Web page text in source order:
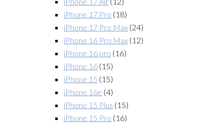
iPhone 17 Pro (18)
iPhone 17 Pro Max (24)
iPhone 16 Pro Max (12)
iPhone 16 pro (16)
iPhone 16 (15)
iPhone 15 (15)
iPhone 16e (4)
iPhone 15 Plus (15)
iPhone 15 Pro (16)